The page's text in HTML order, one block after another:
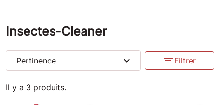
Produits nettoyants
Produits ULM
Produits compétition
Produits Marine
Produits Divers
Insectes-Cleaner
Il y a 3 produits.
Pertinence expand_more filter_list Filtrer